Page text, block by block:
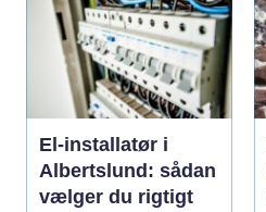
El-installatør i
Albertslund: sådan
vælger du rigtigt